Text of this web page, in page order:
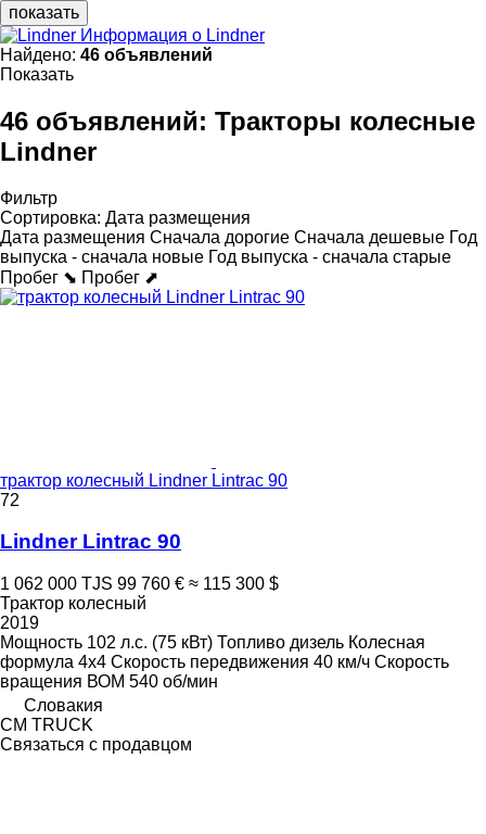
показать
Информация о Lindner
Найдено: 46 объявлений
Показать
46 объявлений: Тракторы колесные
Lindner
Фильтр
Сортировка: Дата размещения
Дата размещения Сначала дорогие Сначала дешевые Год
выпуска - сначала новые Год выпуска - сначала старые
Пробег ⬊ Пробег ⬈
трактор колесный Lindner Lintrac 90
72
Lindner Lintrac 90
1 062 000 TJS 99 760 € ≈ 115 300 $
Трактор колесный
2019
Мощность 102 л.с. (75 кВт) Топливо дизель Колесная
формула 4x4 Скорость передвижения 40 км/ч Скорость
вращения ВОМ 540 об/мин
Словакия
CM TRUCK
Связаться с продавцом